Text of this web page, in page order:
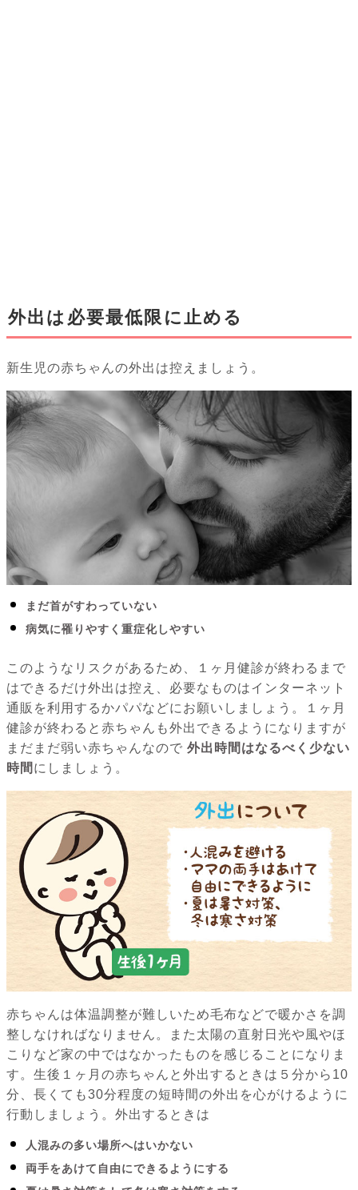
外出は必要最低限に止める
新生児の赤ちゃんの外出は控えましょう。
まだ首がすわっていない
病気に罹りやすく重症化しやすい
このようなリスクがあるため、１ヶ月健診が終わるまで
はできるだけ外出は控え、必要なものはインターネット
通販を利用するかパパなどにお願いしましょう。１ヶ月
健診が終わると赤ちゃんも外出できるようになりますが
まだまだ弱い赤ちゃんなので 外出時間はなるべく少ない
時間 にしましょう。
赤ちゃんは体温調整が難しいため毛布などで暖かさを調
整しなければなりません。また太陽の直射日光や風やほ
こりなど家の中ではなかったものを感じることになりま
す。生後１ヶ月の赤ちゃんと外出するときは５分から10
分、長くても30分程度の短時間の外出を心がけるように
行動しましょう。外出するときは
人混みの多い場所へはいかない
両手をあけて自由にできるようにする